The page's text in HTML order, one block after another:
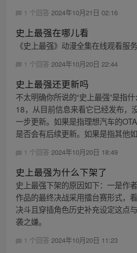
1 个回答 2024年10月21日 02:16
史上最强在哪儿看
《史上最强》动漫全集在线观看服
1 个回答 2024年10月20日 22:44
史上最强还更新吗
不太明确你所说的“史上最强”是指
18，从目前信息来看它已经发布，
一步更新。如果是指理想汽车的
是否会有后续更新。如果是指其他
1 个回答 2024年10月20日 18:49
史上最强为什么下架了
史上最强下架的原因如下：一是作
作品的最终决战采用擂台赛形式，
决斗且穿插角色历史补充设定这点
袭之嫌。
1 个回答 2024年10月20日 11:23